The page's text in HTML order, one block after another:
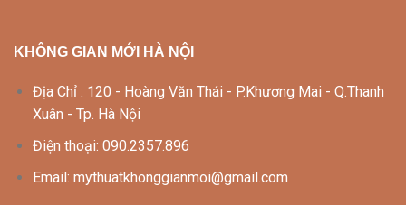
KHÔNG GIAN MỚI HÀ NỘI
Địa Chỉ : 120 - Hoàng Văn Thái - P.Khương Mai - Q.Thanh
Xuân - Tp. Hà Nội
Điện thoại: 090.2357.896
Email: mythuatkhonggianmoi@gmail.com